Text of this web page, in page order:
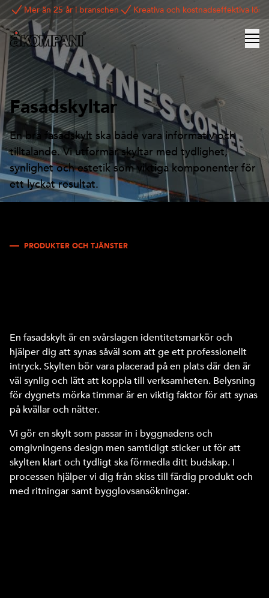
Mer än 25 år i branschen Kreativa och kostnadseffektiva
Fasadskyltar
En bra fasadskylt ska både vara informativ och
tilltalande. Vi utformar skyltar med tydlighet,
synlighet och estetik som viktiga komponenter för
ett lyckat resultat.
PRODUKTER OCH TJÄNSTER
En fasadskylt är en svårslagen identitetsmarkör och
hjälper dig att synas såväl som att ge ett professionellt
intryck. Skylten bör vara placerad på en plats där den är
väl synlig och lätt att koppla till verksamheten. Belysning
för dygnets mörka timmar är en viktig faktor för att synas
på kvällar och nätter.
Vi gör en skylt som passar in i byggnadens och
omgivningens design men samtidigt sticker ut för att
skylten klart och tydligt ska förmedla ditt budskap. I
processen hjälper vi dig från skiss till färdig produkt och
med ritningar samt bygglovsansökningar.